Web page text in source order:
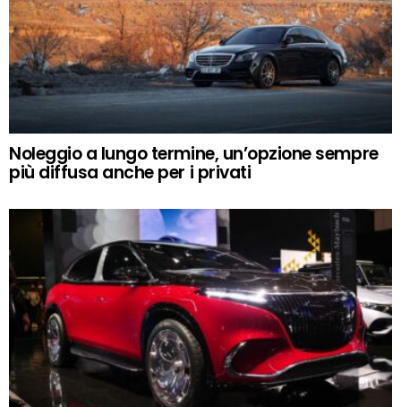
Noleggio a lungo termine, un’opzione sempre
più diffusa anche per i privati